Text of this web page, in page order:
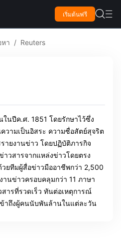
เริ่มต้นฟรี  
า / Reuters
นปีค.ศ. 1851 โดยรักษาไว้ซึ่ง
ามเป็นอิสระ ความซื่อสัตย์สุจริต
ายงานข่าว โดยปฏิบัติภารกิจ
าวสารจากแหล่งข่าวโดยตรง
ยทีมผู้สื่อข่าวมืออาชีพกว่า 2,500
นข่าวครอบคลุมกว่า 11 ภาษา
ารที่รวดเร็ว ทันต่อเหตุการณ์
ข้าถึงผู้คนนับพันล้านในแต่ละวัน